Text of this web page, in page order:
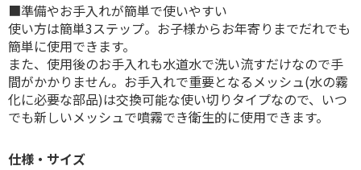
■準備やお手入れが簡単で使いやすい
使い方は簡単3ステップ。お子様からお年寄りまでだれでも
簡単に使用できます。
また、使用後のお手入れも水道水で洗い流すだけなので手
間がかかりません。お手入れで重要となるメッシュ(水の霧
化に必要な部品)は交換可能な使い切りタイプなので、いつ
でも新しいメッシュで噴霧でき衛生的に使用できます。
仕様・サイズ